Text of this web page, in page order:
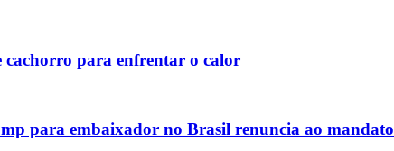
cachorro para enfrentar o calor
para embaixador no Brasil renuncia ao mandato